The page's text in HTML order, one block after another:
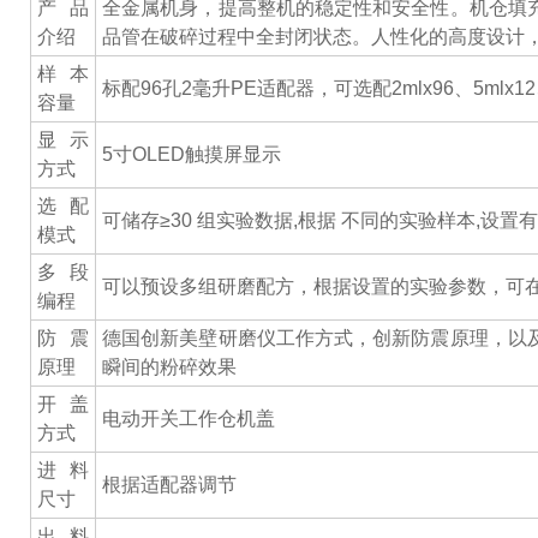
产品
介绍
全金属机身，提高整机的稳定性和安全性。机仓
品管在破碎过程中全封闭状态。人性化的高度设计
样本
容量
标配96孔2毫升PE适配器，可选配2mlx96、
显示
方式
5寸OLED触摸屏显示
选配
模式
可储存≥30 组实验数据,根据 不同的实验样本,设置
多段
编程
可以预设多组研磨配方，根据设置的实验参数，可
防震
原理
德国创新美壁研磨仪工作方式，创新防震原理，
瞬间的粉碎效果
开盖
方式
电动开关工作仓机盖
进料
尺寸
根据适配器调节